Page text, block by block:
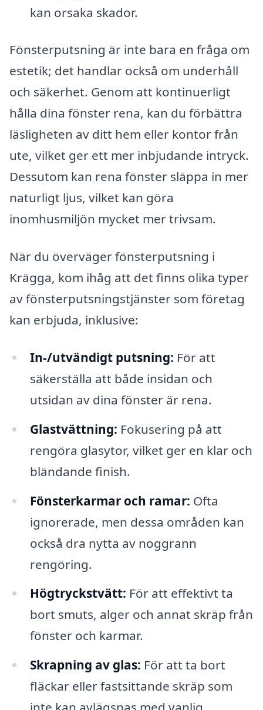
kan orsaka skador.
Fönsterputsning är inte bara en fråga om
estetik; det handlar också om underhåll
och säkerhet. Genom att kontinuerligt
hålla dina fönster rena, kan du förbättra
läsligheten av ditt hem eller kontor från
ute, vilket ger ett mer inbjudande intryck.
Dessutom kan rena fönster släppa in mer
naturligt ljus, vilket kan göra
inomhusmiljön mycket mer trivsam.
När du överväger fönsterputsning i
Krägga, kom ihåg att det finns olika typer
av fönsterputsningstjänster som företag
kan erbjuda, inklusive:
In-/utvändigt putsning: För att
säkerställa att både insidan och
utsidan av dina fönster är rena.
Glastvättning: Fokusering på att
rengöra glasytor, vilket ger en klar och
bländande finish.
Fönsterkarmar och ramar: Ofta
ignorerade, men dessa områden kan
också dra nytta av noggrann
rengöring.
Högtryckstvätt: För att effektivt ta
bort smuts, alger och annat skräp från
fönster och karmar.
Skrapning av glas: För att ta bort
fläckar eller fastsittande skräp som